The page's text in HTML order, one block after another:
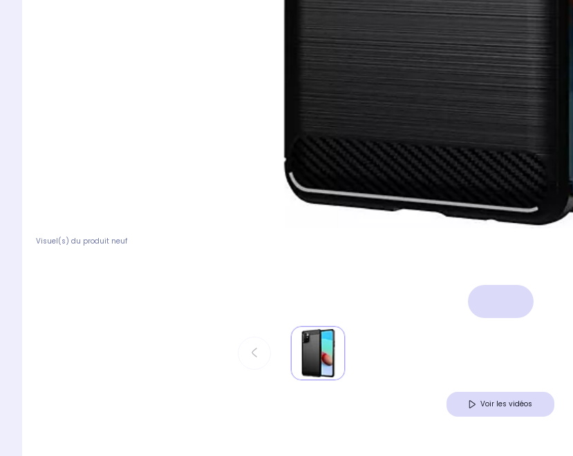
Visuel(s) du produit neuf
Voir les vidéos